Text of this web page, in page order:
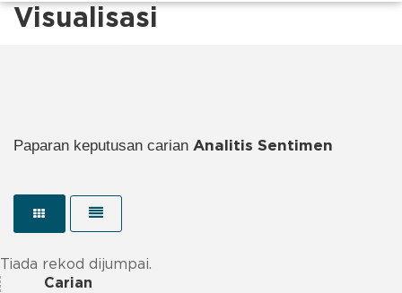
Visualisasi
Paparan keputusan carian Analitis Sentimen
Tiada rekod dijumpai.
Carian